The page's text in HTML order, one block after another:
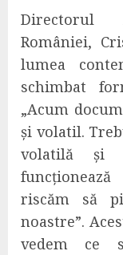
Directorul
României,
lumea
schimbat
„Acum
și volatil.
volatilă și
riscăm să
noastre”.
vedem ce